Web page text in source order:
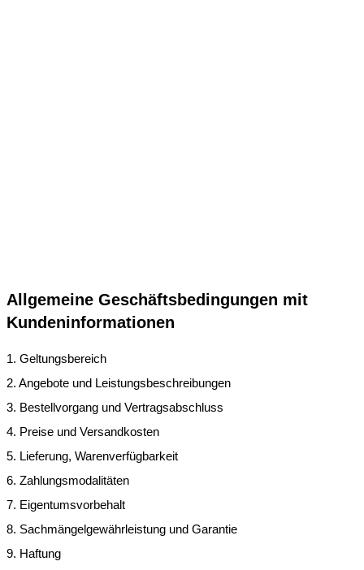
Allgemeine Geschäftsbedingungen mit
Kundeninformationen
1. Geltungsbereich
2. Angebote und Leistungsbeschreibungen
3. Bestellvorgang und Vertragsabschluss
4. Preise und Versandkosten
5. Lieferung, Warenverfügbarkeit
6. Zahlungsmodalitäten
7. Eigentumsvorbehalt
8. Sachmängelgewährleistung und Garantie
9. Haftung